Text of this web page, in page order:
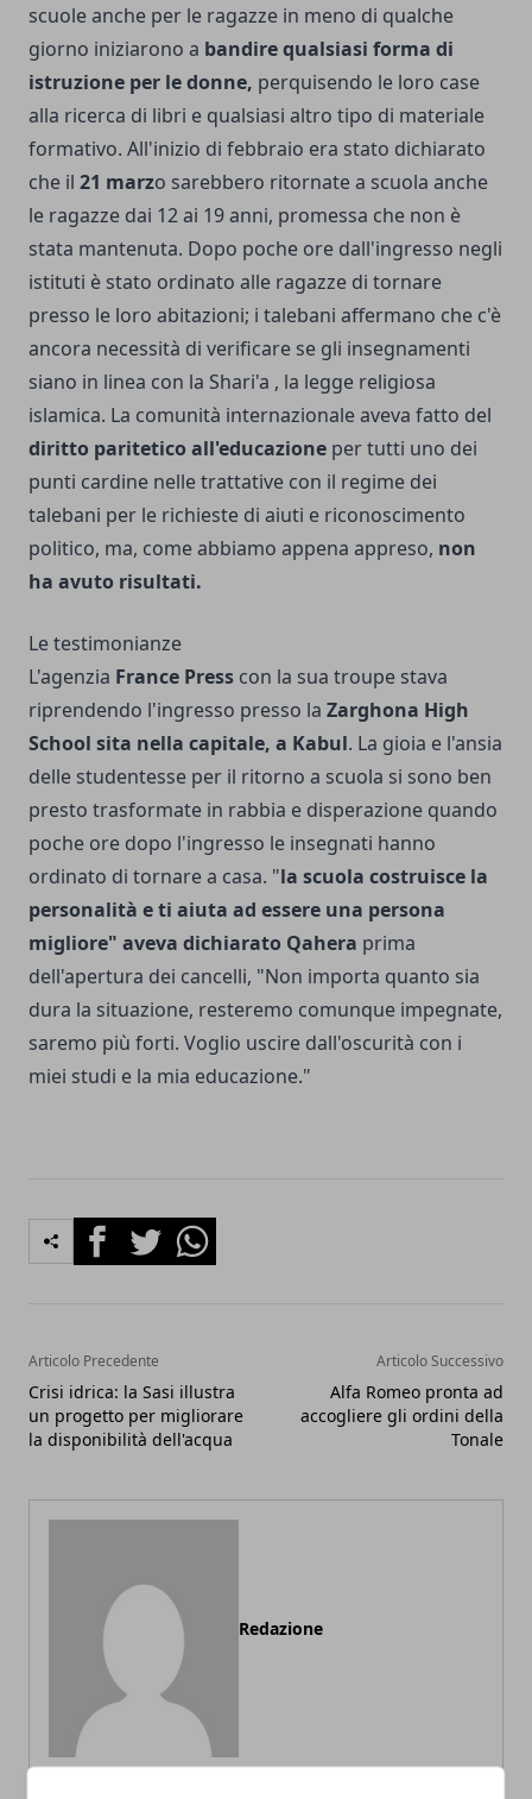
scuole anche per le ragazze in meno di qualche
giorno iniziarono a bandire qualsiasi forma di
istruzione per le donne, perquisendo le loro case
alla ricerca di libri e qualsiasi altro tipo di materiale
formativo. All'inizio di febbraio era stato dichiarato
che il 21 marzo sarebbero ritornate a scuola anche
le ragazze dai 12 ai 19 anni, promessa che non è
stata mantenuta. Dopo poche ore dall'ingresso negli
istituti è stato ordinato alle ragazze di tornare
presso le loro abitazioni; i talebani affermano che c'è
ancora necessità di verificare se gli insegnamenti
siano in linea con la Shari'a , la legge religiosa
islamica. La comunità internazionale aveva fatto del
diritto paritetico all'educazione per tutti uno dei
punti cardine nelle trattative con il regime dei
talebani per le richieste di aiuti e riconoscimento
politico, ma, come abbiamo appena appreso, non
ha avuto risultati.
Le testimonianze
L'agenzia France Press con la sua troupe stava
riprendendo l'ingresso presso la Zarghona High
School sita nella capitale, a Kabul. La gioia e l'ansia
delle studentesse per il ritorno a scuola si sono ben
presto trasformate in rabbia e disperazione quando
poche ore dopo l'ingresso le insegnati hanno
ordinato di tornare a casa. "la scuola costruisce la
personalità e ti aiuta ad essere una persona
migliore" aveva dichiarato Qahera prima
dell'apertura dei cancelli, "Non importa quanto sia
dura la situazione, resteremo comunque impegnate,
saremo più forti. Voglio uscire dall'oscurità con i
miei studi e la mia educazione."
FacebookTwitterWhatsapp
Articolo Precedente
Crisi idrica: la Sasi illustra
un progetto per migliorare
la disponibilità dell'acqua
Articolo Successivo
Alfa Romeo pronta ad
accogliere gli ordini della
Tonale
Redazione